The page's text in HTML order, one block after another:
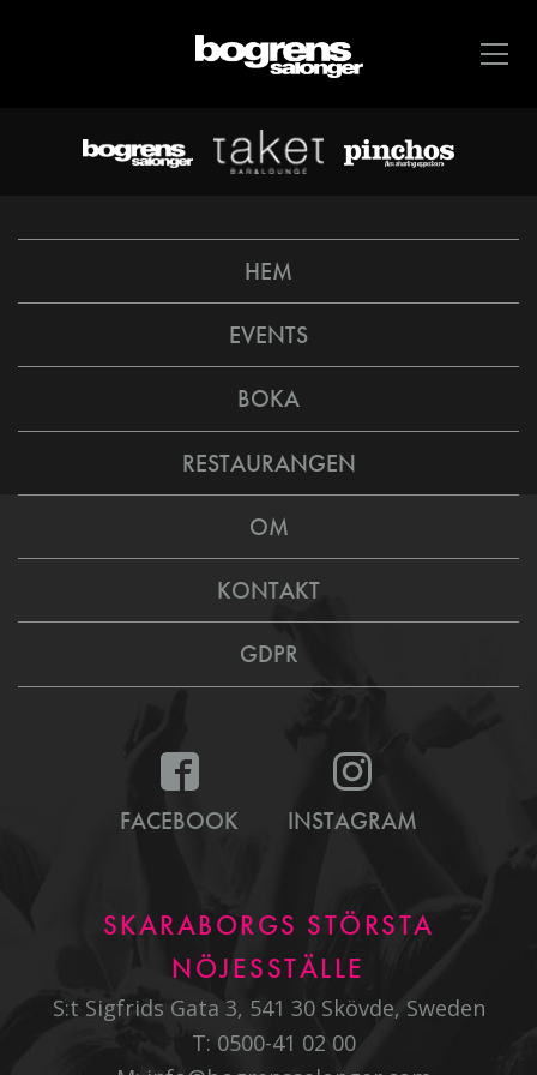
HEM
EVENTS
BOKA
RESTAURANGEN
OM
KONTAKT
GDPR
FACEBOOK INSTAGRAM
SKARABORGS STÖRSTA
NÖJESSTÄLLE
S:t Sigfrids Gata 3, 541 30 Skövde, Sweden
T: 0500-41 02 00